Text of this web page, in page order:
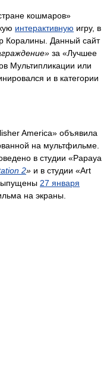
кошмаров»
интерактивную игру, в
Коралины. Данный сайт
за «Лучшее
Мультипликации или
и в категории
America» объявила
на мультфильме.
в студии «Papaya
2» и в студии «Art
27 января
на экраны.